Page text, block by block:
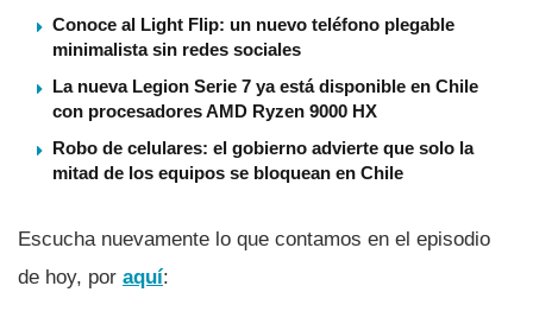
Conoce al Light Flip: un nuevo teléfono plegable
minimalista sin redes sociales
La nueva Legion Serie 7 ya está disponible en Chile
con procesadores AMD Ryzen 9000 HX
Robo de celulares: el gobierno advierte que solo la
mitad de los equipos se bloquean en Chile
Escucha nuevamente lo que contamos en el episodio
de hoy, por aquí­: